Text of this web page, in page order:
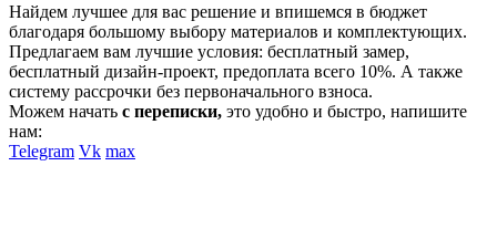
Найдем лучшее для вас решение и впишемся в бюджет
благодаря большому выбору материалов и комплектующих.
Предлагаем вам лучшие условия: бесплатный замер,
бесплатный дизайн-проект, предоплата всего 10%. А также
систему рассрочки без первоначального взноса.
Можем начать с переписки, это удобно и быстро, напишите
нам:
Telegram Vk max